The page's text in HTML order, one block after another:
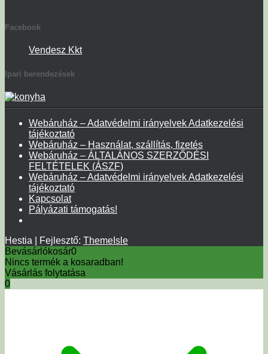
Facebook
Vendesz Kkt
Ipari berendezések
Webáruház – Adatvédelmi irányelvek Adatkezelési
tájékoztató
Webáruház – Használat, szállítás, fizetés
Webáruház – ÁLTALÁNOS SZERZŐDÉSI
FELTÉTELEK (ÁSZF)
Webáruház – Adatvédelmi irányelvek Adatkezelési
tájékoztató
Kapcsolat
Pályázati támogatás!
Hestia | Fejlesztő: ThemeIsle
Bevásárlókosár0
Nincs termék a kosaradban!
Vásárlás folytatása
0